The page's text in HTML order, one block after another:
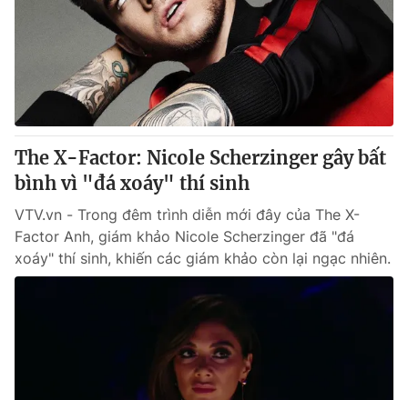
Cơ quan chủ quản:Đài Truyền hình Việt Nam
Cơ quan báo chí:Thời báo VTV
Giấy phép hoạt động báo in và báo điện tử số 483/GP-BTTTT
cấp ngày 29/12/2023
Tổng Biên tập:Vũ Thanh Thủy
Phó Tổng Biên tập:Nguyễn Thị Mỹ Hạnh, Phạm Quốc Thắng,
Nguyễn Trọng Ninh
024.38 355 931 - 024.38 355 932
Ðiện thoại Thời báo VTV:024.66 897 897
Email:toasoan@vtv.vn
Liên hệ quảng cáo:024-7300.7108
The X-Factor: Nicole Scherzinger gây bất
bình vì "đá xoáy" thí sinh
VTV.vn - Trong đêm trình diễn mới đây của The X-
Factor Anh, giám khảo Nicole Scherzinger đã "đá
xoáy" thí sinh, khiến các giám khảo còn lại ngạc nhiên.